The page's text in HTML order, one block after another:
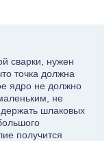
сварки, нужен
точка должна
ядро не должно
не
шлаковых
получится